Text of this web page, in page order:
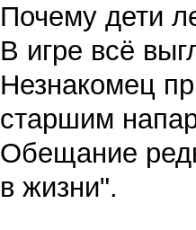
Почему дети
В игре всё
Незнакомец
старшим
Обещание
в жизни".